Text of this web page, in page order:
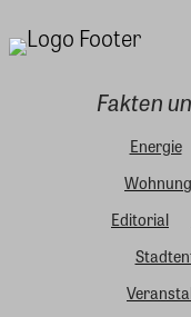
Fakten
Energie
Editorial